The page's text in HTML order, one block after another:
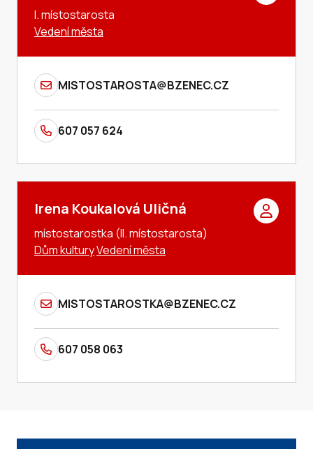
I. místostarosta
Vedení města
MISTOSTAROSTA@BZENEC.CZ
607 057 624
Irena Koukalová Uličná
místostarostka (II. místostarosta)
Dům kulturyVedení města
MISTOSTAROSTKA@BZENEC.CZ
607 058 063